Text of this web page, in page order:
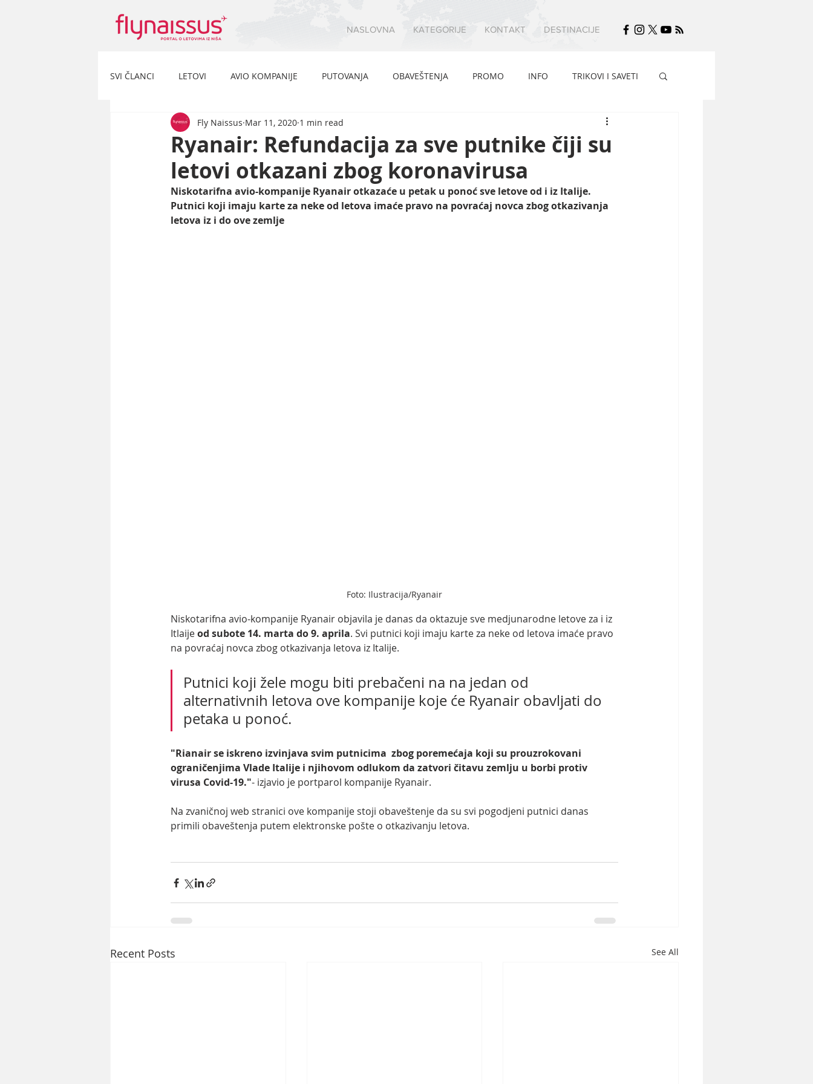
NASLOVNA KATEGORIJE KONTAKT DESTINACIJE
SVI ČLANCI LETOVI AVIO KOMPANIJE PUTOVANJA OBAVEŠTENJA PROMO INFO TRIKOVI I SAVETI
Ryanair: Refundacija za sve putnike čiji su
letovi otkazani zbog koronavirusa
Fly Naissus Mar 11, 2020 1 min read
Niskotarifna avio-kompanije Ryanair otkazaće u petak u ponoć sve letove od i iz Italije.
Putnici koji imaju karte za neke od letova imaće pravo na povraćaj novca zbog otkazivanja
letova iz i do ove zemlje
Foto: Ilustracija/Ryanair
Niskotarifna avio-kompanije Ryanair objavila je danas da oktazuje sve medjunarodne letove za i iz
Itlaije od subote 14. marta do 9. aprila. Svi putnici koji imaju karte za neke od letova imaće pravo
na povraćaj novca zbog otkazivanja letova iz Italije.
Putnici koji žele mogu biti prebačeni na na jedan od
alternativnih letova ove kompanije koje će Ryanair obavljati do
petaka u ponoć.
"Rianair se iskreno izvinjava svim putnicima  zbog poremećaja koji su prouzrokovani
ograničenjima Vlade Italije i njihovom odlukom da zatvori čitavu zemlju u borbi protiv
virusa Covid-19."- izjavio je portparol kompanije Ryanair.
Na zvaničnoj web stranici ove kompanije stoji obaveštenje da su svi pogodjeni putnici danas
primili obaveštenja putem elektronske pošte o otkazivanju letova.
Recent Posts See All